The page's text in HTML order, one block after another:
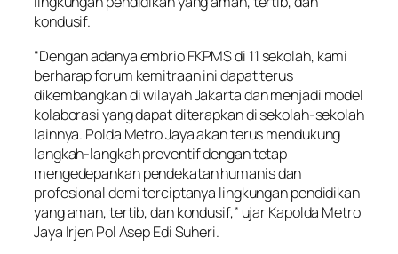
kondusif.
“Dengan adanya embrio FKPMS di 11 sekolah, kami
berharap forum kemitraan ini dapat terus
dikembangkan di wilayah Jakarta dan menjadi model
kolaborasi yang dapat diterapkan di sekolah-sekolah
lainnya. Polda Metro Jaya akan terus mendukung
langkah-langkah preventif dengan tetap
mengedepankan pendekatan humanis dan
profesional demi terciptanya lingkungan pendidikan
yang aman, tertib, dan kondusif,” ujar Kapolda Metro
Jaya Irjen Pol Asep Edi Suheri.